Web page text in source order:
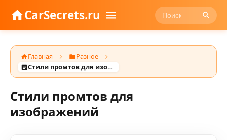
CarSecrets.ru
Главная
Разное
Стили промтов для изображений
Стили промтов для
изображений